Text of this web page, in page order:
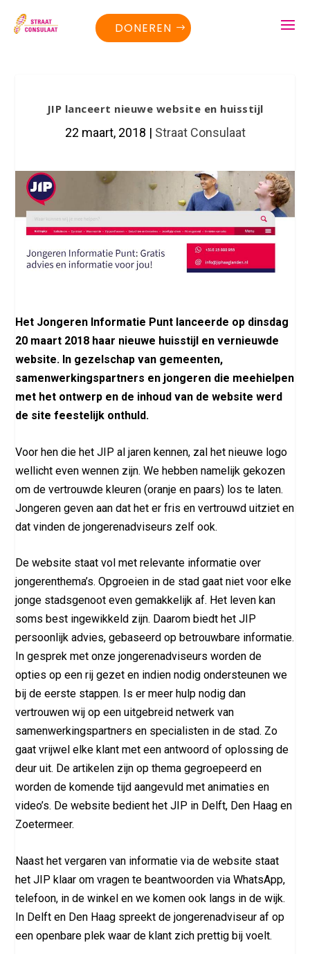
DONEREN
JIP lanceert nieuwe website en huisstijl
22 maart, 2018 | Straat Consulaat
Het Jongeren Informatie Punt lanceerde op dinsdag
20 maart 2018 haar nieuwe huisstijl en vernieuwde
website. In gezelschap van gemeenten,
samenwerkingspartners en jongeren die meehielpen
met het ontwerp en de inhoud van de website werd
de site feestelijk onthuld.
Voor hen die het JIP al jaren kennen, zal het nieuwe logo
wellicht even wennen zijn. We hebben namelijk gekozen
om de vertrouwde kleuren (oranje en paars) los te laten.
Jongeren geven aan dat het er fris en vertrouwd uitziet en
dat vinden de jongerenadviseurs zelf ook.
De website staat vol met relevante informatie over
jongerenthema’s. Opgroeien in de stad gaat niet voor elke
jonge stadsgenoot even gemakkelijk af. Het leven kan
soms best ingewikkeld zijn. Daarom biedt het JIP
persoonlijk advies, gebaseerd op betrouwbare informatie.
In gesprek met onze jongerenadviseurs worden de
opties op een rij gezet en indien nodig ondersteunen we
bij de eerste stappen. Is er meer hulp nodig dan
vertrouwen wij op een uitgebreid netwerk van
samenwerkingspartners en specialisten in de stad. Zo
gaat vrijwel elke klant met een antwoord of oplossing de
deur uit. De artikelen zijn op thema gegroepeerd en
worden de komende tijd aangevuld met animaties en
video’s. De website bedient het JIP in Delft, Den Haag en
Zoetermeer.
Naast het vergaren van informatie via de website staat
het JIP klaar om vragen te beantwoorden via WhatsApp,
telefoon, in de winkel en we komen ook langs in de wijk.
In Delft en Den Haag spreekt de jongerenadviseur af op
een openbare plek waar de klant zich prettig bij voelt.